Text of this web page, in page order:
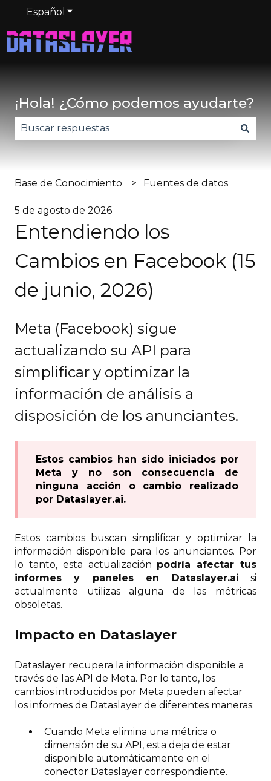
Español Traducciones de Mostrar submenú de
¡Hola! ¿Cómo podemos ayudarte?
Base de Conocimiento Fuentes de datos
5 de agosto de 2026
Entendiendo los
Cambios en Facebook (15
de junio, 2026)
Meta (Facebook) sigue
actualizando su API para
simplificar y optimizar la
información de análisis a
disposición de los anunciantes.
Estos cambios han sido iniciados por
Meta y no son consecuencia de
ninguna acción o cambio realizado
por Dataslayer.ai.
Estos cambios buscan simplificar y optimizar la
información disponible para los anunciantes. Por
lo tanto, esta actualización podría afectar tus
informes y paneles en Dataslayer.ai si
actualmente utilizas alguna de las métricas
obsoletas.
Impacto en Dataslayer
Dataslayer recupera la información disponible a
través de las API de Meta. Por lo tanto, los
cambios introducidos por Meta pueden afectar
los informes de Dataslayer de diferentes maneras:
Cuando Meta elimina una métrica o
dimensión de su API, esta deja de estar
disponible automáticamente en el
conector Dataslayer correspondiente.